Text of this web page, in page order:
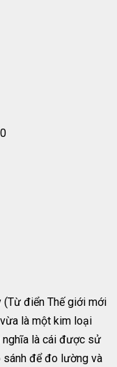
(Từ điển Thế giới mới
là một kim loại
nghĩa là cái được sử
sánh để đo lường và